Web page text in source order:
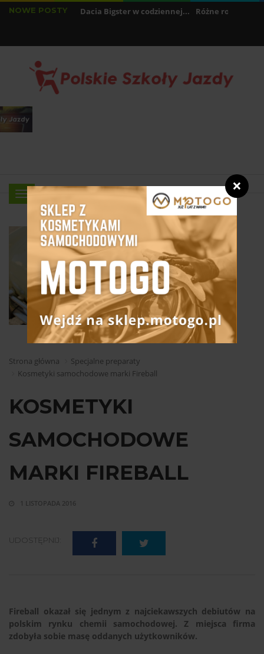
NOWE POSTY
pali najnowsza Dacia Bigster w codziennej... Różne rodzaje
Menu
Strona główna
Specjalne preparaty
Kosmetyki samochodowe marki Fireball
KOSMETYKI
SAMOCHODOWE
MARKI FIREBALL
1 LISTOPADA 2016
UDOSTĘPNIJ:
Fireball okazał się jednym z najciekawszych debiutów na
polskim rynku chemii samochodowej. Z miejsca firma
zdobyła sobie masę oddanych użytkowników.
❌